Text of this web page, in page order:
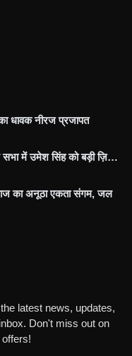
धावक नीरज प्रजापत
सभा में उमेश सिंह को बड़ी ज़ि…
का अनूठा एकता संगम, जल
latest news, updates,
Don't miss out on